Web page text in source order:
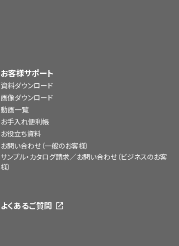
お客様サポート
資料ダウンロード
画像ダウンロード
動画一覧
お手入れ便利帳
お役立ち資料
お問い合わせ（一般のお客様）
サンプル・カタログ請求／お問い合わせ（ビジネスのお客
様）
よくあるご質問